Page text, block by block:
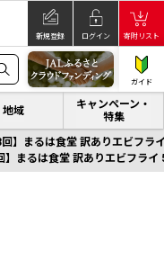
新規登録 ログイン 寄附リスト
ガイド
地域
キャンペーン・
特集
回】まるは食堂 訳ありエビフ
】まるは食堂 訳ありエビフラ